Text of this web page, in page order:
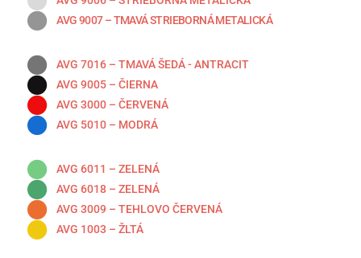
AVG 9007 – TMAVÁ STRIEBORNÁ METALICKÁ
AVG 7016 – TMAVÁ ŠEDÁ - ANTRACIT
AVG 9005 – ČIERNA
AVG 3000 – ČERVENÁ
AVG 5010 – MODRÁ
AVG 6011 – ZELENÁ
AVG 6018 – ZELENÁ
AVG 3009 – TEHLOVO ČERVENÁ
AVG 1003 – ŽLTÁ